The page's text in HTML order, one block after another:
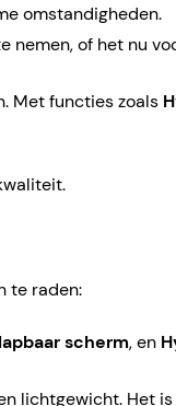
omstandigheden.
nemen, of het nu
Met functies zoals
te raden:
scherm, en
lichtgewicht. Het